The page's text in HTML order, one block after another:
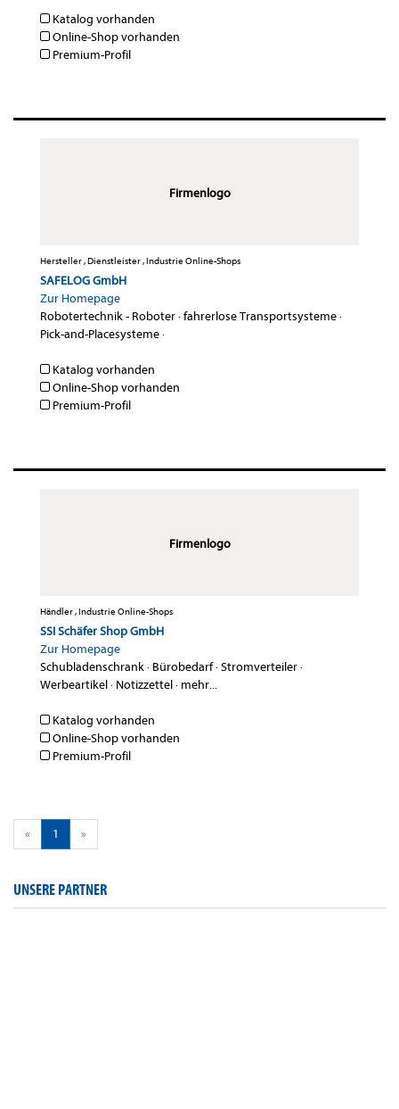
Katalog vorhanden
Online-Shop vorhanden
Premium-Profil
Firmenlogo
Hersteller , Dienstleister , Industrie Online-Shops
SAFELOG GmbH
Zur Homepage
Robotertechnik - Roboter·fahrerlose Transportsysteme·
Pick-and-Placesysteme·
Katalog vorhanden
Online-Shop vorhanden
Premium-Profil
Firmenlogo
Händler , Industrie Online-Shops
SSI Schäfer Shop GmbH
Zur Homepage
Schubladenschrank· Bürobedarf·Stromverteiler·
Werbeartikel· Notizzettel· mehr...
Katalog vorhanden
Online-Shop vorhanden
Premium-Profil
« 1 »
UNSERE PARTNER